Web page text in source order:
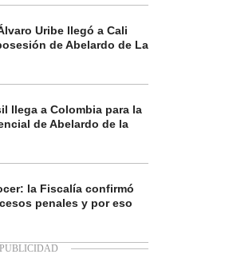
Uribe llegó a Cali
de Abelardo de La
llega a Colombia para la
de Abelardo de la
la Fiscalía confirmó
penales y por eso